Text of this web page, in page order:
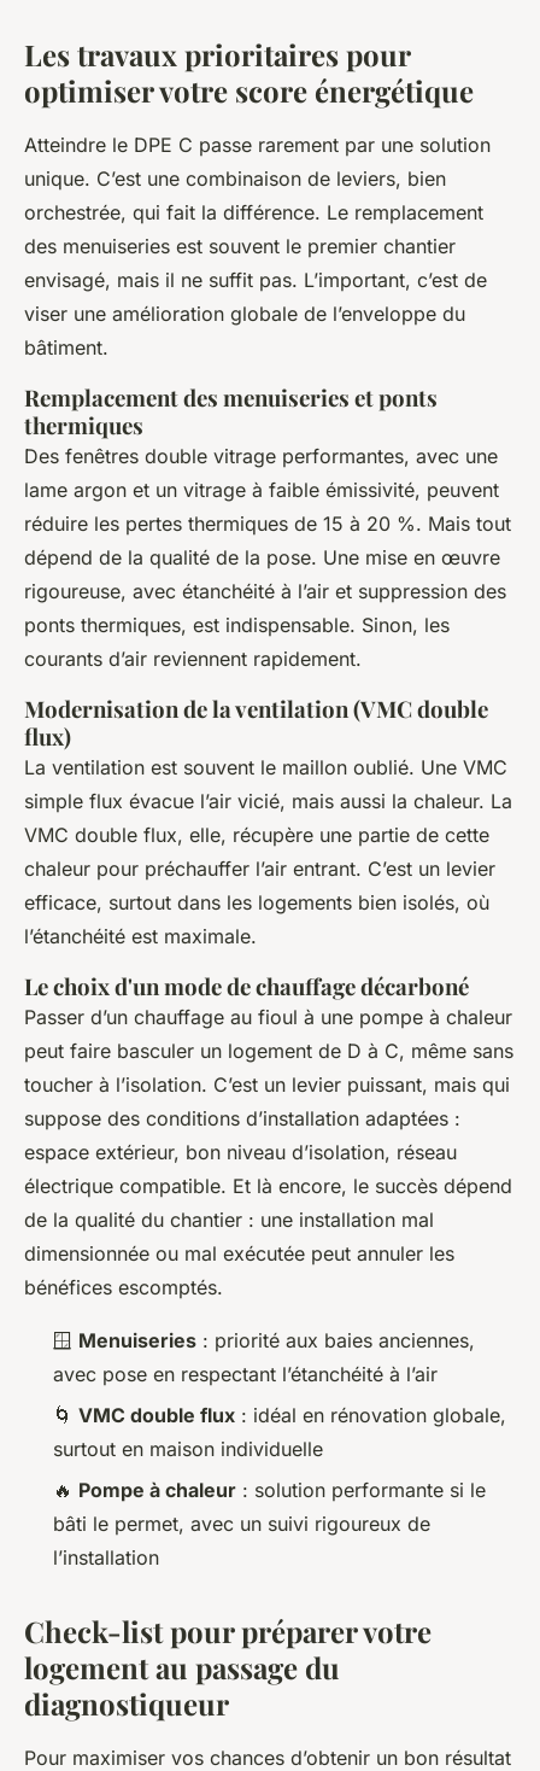
Les travaux prioritaires pour
optimiser votre score énergétique
Atteindre le DPE C passe rarement par une solution
unique. C’est une combinaison de leviers, bien
orchestrée, qui fait la différence. Le remplacement
des menuiseries est souvent le premier chantier
envisagé, mais il ne suffit pas. L’important, c’est de
viser une amélioration globale de l’enveloppe du
bâtiment.
Remplacement des menuiseries et ponts
thermiques
Des fenêtres double vitrage performantes, avec une
lame argon et un vitrage à faible émissivité, peuvent
réduire les pertes thermiques de 15 à 20 %. Mais tout
dépend de la qualité de la pose. Une mise en œuvre
rigoureuse, avec étanchéité à l’air et suppression des
ponts thermiques, est indispensable. Sinon, les
courants d’air reviennent rapidement.
Modernisation de la ventilation (VMC double
flux)
La ventilation est souvent le maillon oublié. Une VMC
simple flux évacue l’air vicié, mais aussi la chaleur. La
VMC double flux, elle, récupère une partie de cette
chaleur pour préchauffer l’air entrant. C’est un levier
efficace, surtout dans les logements bien isolés, où
l’étanchéité est maximale.
Le choix d'un mode de chauffage décarboné
Passer d’un chauffage au fioul à une pompe à chaleur
peut faire basculer un logement de D à C, même sans
toucher à l’isolation. C’est un levier puissant, mais qui
suppose des conditions d’installation adaptées :
espace extérieur, bon niveau d’isolation, réseau
électrique compatible. Et là encore, le succès dépend
de la qualité du chantier : une installation mal
dimensionnée ou mal exécutée peut annuler les
bénéfices escomptés.
🪟 Menuiseries : priorité aux baies anciennes,
avec pose en respectant l’étanchéité à l’air
🌀 VMC double flux : idéal en rénovation globale,
surtout en maison individuelle
🔥 Pompe à chaleur : solution performante si le
bâti le permet, avec un suivi rigoureux de
l’installation
Check-list pour préparer votre
logement au passage du
diagnostiqueur
Pour maximiser vos chances d’obtenir un bon résultat